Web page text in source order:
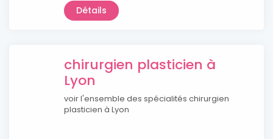
Détails
chirurgien plasticien à
Lyon
voir l'ensemble des spécialités chirurgien
plasticien à Lyon